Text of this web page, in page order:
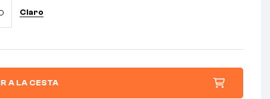
Claro
A LA CESTA